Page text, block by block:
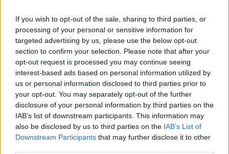
If you wish to opt-out of the sale, sharing to third parties, or
processing of your personal or sensitive information for
targeted advertising by us, please use the below opt-out
section to confirm your selection. Please note that after your
opt-out request is processed you may continue seeing
interest-based ads based on personal information utilized by
us or personal information disclosed to third parties prior to
your opt-out. You may separately opt-out of the further
disclosure of your personal information by third parties on the
IAB’s list of downstream participants. This information may
also be disclosed by us to third parties on the IAB’s List of
Downstream Participants that may further disclose it to other